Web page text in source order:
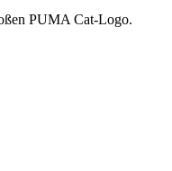
PUMA Cat-Logo.